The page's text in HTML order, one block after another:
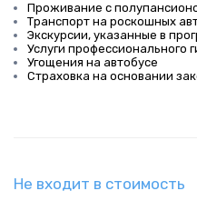
Проживание с
Транспорт на роскошных
Экскурсии, указанные в
Услуги профессионального
Угощения на автобусе
Страховка на основании
Не входит в стоимость